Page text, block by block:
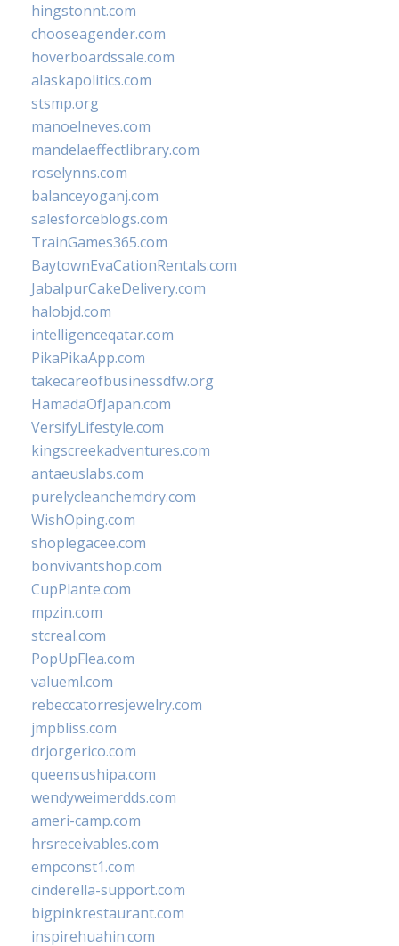
hingstonnt.com
chooseagender.com
hoverboardssale.com
alaskapolitics.com
stsmp.org
manoelneves.com
mandelaeffectlibrary.com
roselynns.com
balanceyoganj.com
salesforceblogs.com
TrainGames365.com
BaytownEvaCationRentals.com
JabalpurCakeDelivery.com
halobjd.com
intelligenceqatar.com
PikaPikaApp.com
takecareofbusinessdfw.org
HamadaOfJapan.com
VersifyLifestyle.com
kingscreekadventures.com
antaeuslabs.com
purelycleanchemdry.com
WishOping.com
shoplegacee.com
bonvivantshop.com
CupPlante.com
mpzin.com
stcreal.com
PopUpFlea.com
valueml.com
rebeccatorresjewelry.com
jmpbliss.com
drjorgerico.com
queensushipa.com
wendyweimerdds.com
ameri-camp.com
hrsreceivables.com
empconst1.com
cinderella-support.com
bigpinkrestaurant.com
inspirehuahin.com